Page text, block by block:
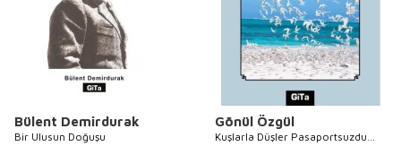
Bülent Demirdurak
Bir Ulusun Doğuşu
Gönül Özgül
Kuşlarla Düşler Pasaportsuzdu…